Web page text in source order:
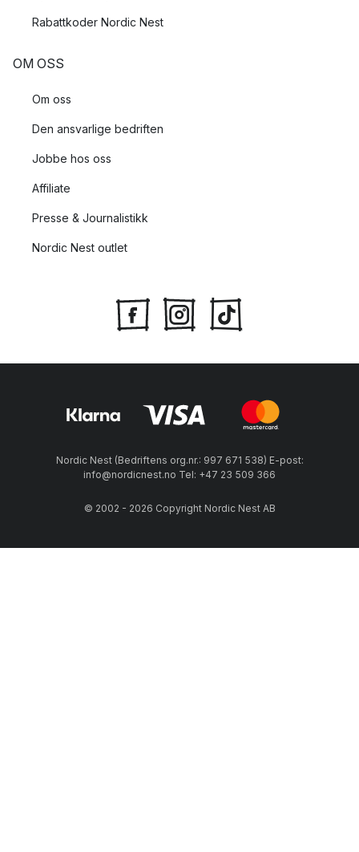
Rabattkoder Nordic Nest
OM OSS
Om oss
Den ansvarlige bedriften
Jobbe hos oss
Affiliate
Presse & Journalistikk
Nordic Nest outlet
Nordic Nest (Bedriftens org.nr.: 997 671 538) E-post:
info@nordicnest.no Tel: +47 23 509 366
© 2002 - 2026 Copyright Nordic Nest AB